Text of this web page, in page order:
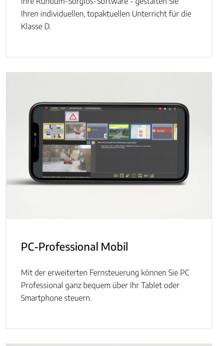
Ihren individuellen, topaktuellen Unterricht für die
Klasse D.
PC-Professional Mobil
Mit der erweiterten Fernsteuerung können Sie PC
Professional ganz bequem über Ihr Tablet oder
Smartphone steuern.